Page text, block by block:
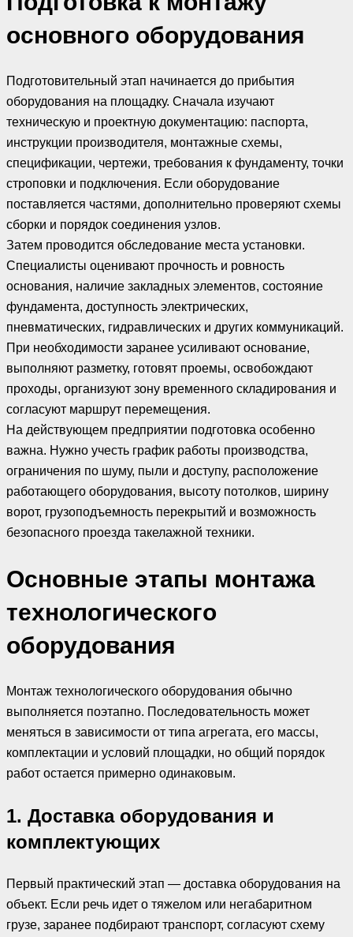
основного оборудования
Подготовительный этап начинается до прибытия
оборудования на площадку. Сначала изучают
техническую и проектную документацию: паспорта,
инструкции производителя, монтажные схемы,
спецификации, чертежи, требования к фундаменту, точки
строповки и подключения. Если оборудование
поставляется частями, дополнительно проверяют схемы
сборки и порядок соединения узлов.
Затем проводится обследование места установки.
Специалисты оценивают прочность и ровность
основания, наличие закладных элементов, состояние
фундамента, доступность электрических,
пневматических, гидравлических и других коммуникаций.
При необходимости заранее усиливают основание,
выполняют разметку, готовят проемы, освобождают
проходы, организуют зону временного складирования и
согласуют маршрут перемещения.
На действующем предприятии подготовка особенно
важна. Нужно учесть график работы производства,
ограничения по шуму, пыли и доступу, расположение
работающего оборудования, высоту потолков, ширину
ворот, грузоподъемность перекрытий и возможность
безопасного проезда такелажной техники.
Основные этапы монтажа
технологического
оборудования
Монтаж технологического оборудования обычно
выполняется поэтапно. Последовательность может
меняться в зависимости от типа агрегата, его массы,
комплектации и условий площадки, но общий порядок
работ остается примерно одинаковым.
1. Доставка оборудования и
комплектующих
Первый практический этап — доставка оборудования на
объект. Если речь идет о тяжелом или негабаритном
грузе, заранее подбирают транспорт, согласуют схему